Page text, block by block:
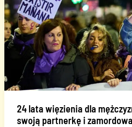
Las
Palmas
24 lata więzienia dla
swoją partnerkę i